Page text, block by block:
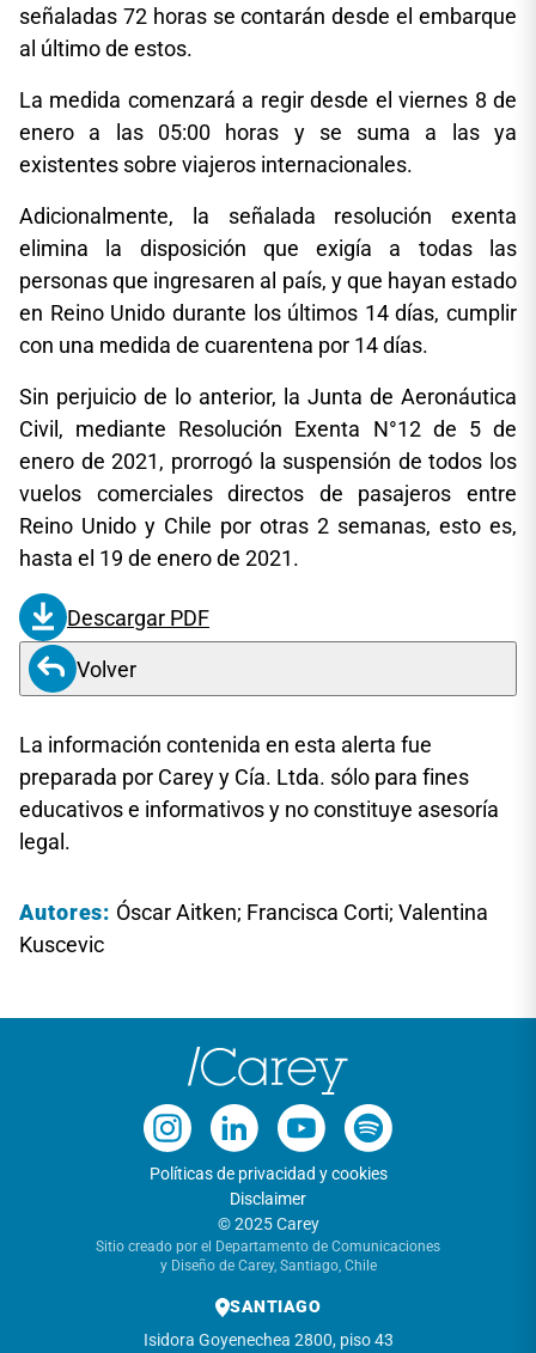
señaladas 72 horas se contarán desde el embarque
al último de estos.
La medida comenzará a regir desde el viernes 8 de
enero a las 05:00 horas y se suma a las ya
existentes sobre viajeros internacionales.
Adicionalmente, la señalada resolución exenta
elimina la disposición que exigía a todas las
personas que ingresaren al país, y que hayan estado
en Reino Unido durante los últimos 14 días, cumplir
con una medida de cuarentena por 14 días.
Sin perjuicio de lo anterior, la Junta de Aeronáutica
Civil, mediante Resolución Exenta N°12 de 5 de
enero de 2021, prorrogó la suspensión de todos los
vuelos comerciales directos de pasajeros entre
Reino Unido y Chile por otras 2 semanas, esto es,
hasta el 19 de enero de 2021.
Descargar PDF
Volver
La información contenida en esta alerta fue
preparada por Carey y Cía. Ltda. sólo para fines
educativos e informativos y no constituye asesoría
legal.
Autores: Óscar Aitken; Francisca Corti; Valentina
Kuscevic
Políticas de privacidad y cookies
Disclaimer
© 2025 Carey
Sitio creado por el Departamento de Comunicaciones
y Diseño de Carey, Santiago, Chile
SANTIAGO
Isidora Goyenechea 2800, piso 43